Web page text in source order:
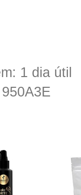
1 dia útil